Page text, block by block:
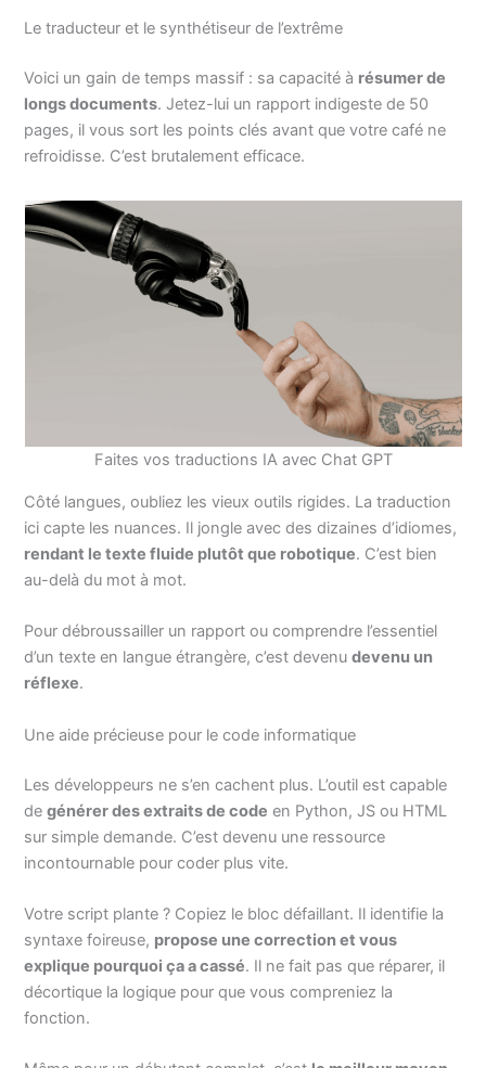
Le traducteur et le synthétiseur de l’extrême
Voici un gain de temps massif : sa capacité à résumer de
longs documents. Jetez-lui un rapport indigeste de 50
pages, il vous sort les points clés avant que votre café ne
refroidisse. C’est brutalement efficace.
Faites vos traductions IA avec Chat GPT
Côté langues, oubliez les vieux outils rigides. La traduction
ici capte les nuances. Il jongle avec des dizaines d’idiomes,
rendant le texte fluide plutôt que robotique. C’est bien
au-delà du mot à mot.
Pour débroussailler un rapport ou comprendre l’essentiel
d’un texte en langue étrangère, c’est devenudevenu un
réflexe.
Une aide précieuse pour le code informatique
Les développeurs ne s’en cachent plus. L’outil est capable
degénérer des extraits de code en Python, JS ou HTML
sur simple demande. C’est devenu une ressource
incontournable pour coder plus vite.
Votre script plante ? Copiez le bloc défaillant. Il identifie la
syntaxe foireuse, propose une correction et vous
explique pourquoi ça a cassé. Il ne fait pas que réparer, il
décortique la logique pour que vous compreniez la
fonction.